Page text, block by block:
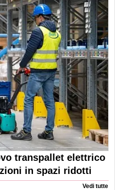
transpallet elettrico
in spazi ridotti
Vedi tutte